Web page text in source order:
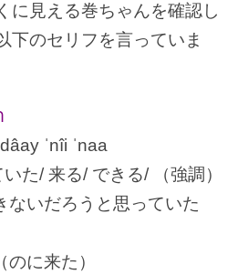
に見える巻ちゃんを確認し
下のセリフを言っていま
ˈnîi ˈnaa
た/ 来る/ できる/ （強調）
いだろうと思っていた
（のに来た）